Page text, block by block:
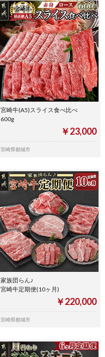
宮崎牛(A5)スライス食べ比べ
600g
￥23,000
宮崎県都城市
家族団らん♪
宮崎牛定期便(10ヶ月)
￥220,000
宮崎県都城市